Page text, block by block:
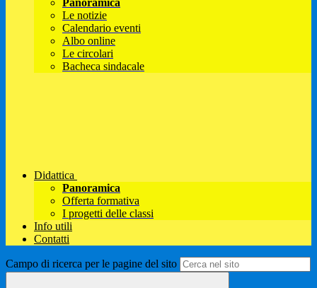
Panoramica
Le notizie
Calendario eventi
Albo online
Le circolari
Bacheca sindacale
Didattica
Panoramica
Offerta formativa
I progetti delle classi
Info utili
Contatti
Campo di ricerca per le pagine del sito